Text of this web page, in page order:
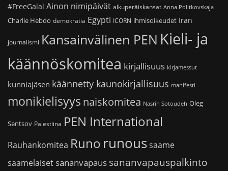
#FreeGalal Ainon nimipäivät alkuperäiskansat Anna Politkovskaja
Charlie Hebdo demokratia Egypti ICORN ihmisoikeudet Iran
journalismi Kansainvälinen PEN Kieli- ja
käännöskomitea kirjallisuus kirjamessut
kunniajäsen käännetty kaunokirjallisuus manifesti
monikielisyys naiskomitea Nasrin Sotoudeh Oleg
Sentsov Palestiina PEN International
Rauhankomitea Runo runoussaame
saamelaiset sananvapaus sananvapauspalkinto